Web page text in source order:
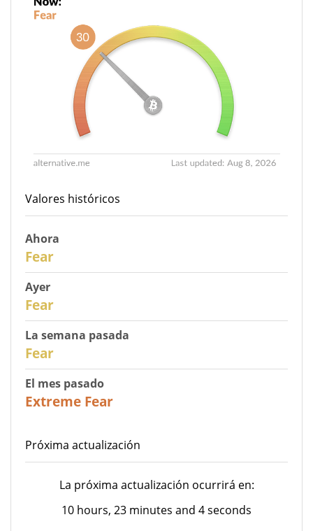
Valores históricos
Ahora
Fear
Ayer
Fear
La semana pasada
Fear
El mes pasado
Extreme Fear
Próxima actualización
La próxima actualización ocurrirá en:
10 hours, 23 minutes and 4 seconds